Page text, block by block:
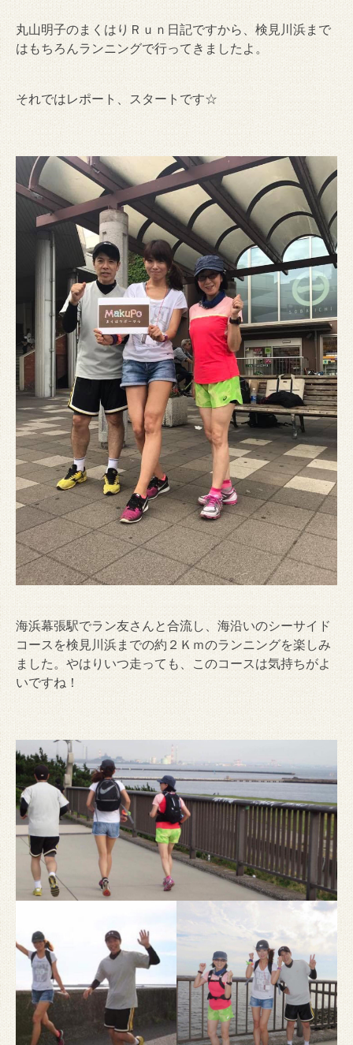
丸山明子のまくはりＲｕｎ日記ですから、検見川浜まで
はもちろんランニングで行ってきましたよ。
それではレポート、スタートです☆
海浜幕張駅でラン友さんと合流し、海沿いのシーサイド
コースを検見川浜までの約２Ｋｍのランニングを楽しみ
ました。やはりいつ走っても、このコースは気持ちがよ
いですね！